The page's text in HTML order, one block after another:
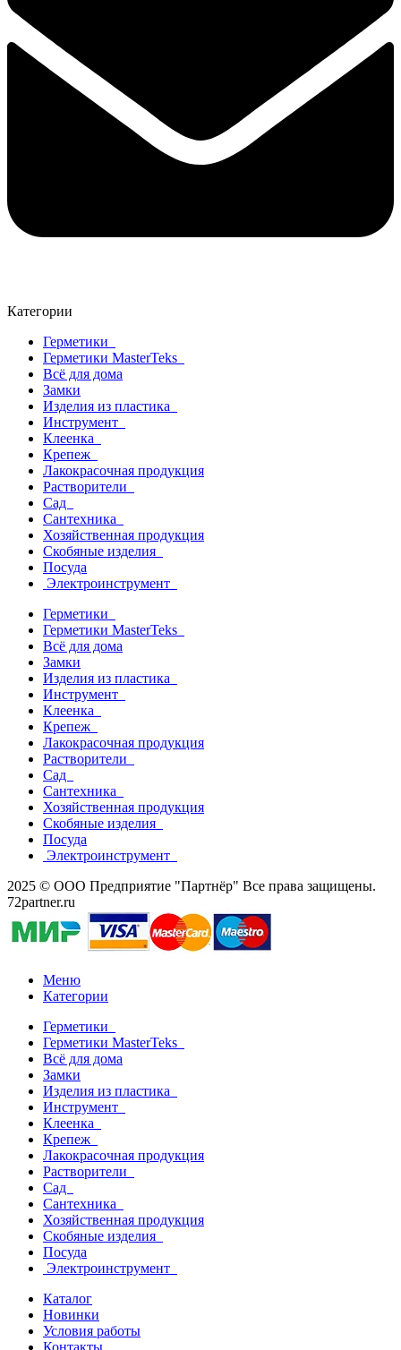
Категории
Герметики
Герметики MasterTeks
Всё для дома
Замки
Изделия из пластика
Инструмент
Клеенка
Крепеж
Лакокрасочная продукция
Растворители
Сад
Сантехника
Хозяйственная продукция
Скобяные изделия
Посуда
Электроинструмент
Герметики
Герметики MasterTeks
Всё для дома
Замки
Изделия из пластика
Инструмент
Клеенка
Крепеж
Лакокрасочная продукция
Растворители
Сад
Сантехника
Хозяйственная продукция
Скобяные изделия
Посуда
Электроинструмент
2025 © ООО Предприятие "Партнёр" Все права защищены.
72partner.ru
Меню
Категории
Герметики
Герметики MasterTeks
Всё для дома
Замки
Изделия из пластика
Инструмент
Клеенка
Крепеж
Лакокрасочная продукция
Растворители
Сад
Сантехника
Хозяйственная продукция
Скобяные изделия
Посуда
Электроинструмент
Каталог
Новинки
Условия работы